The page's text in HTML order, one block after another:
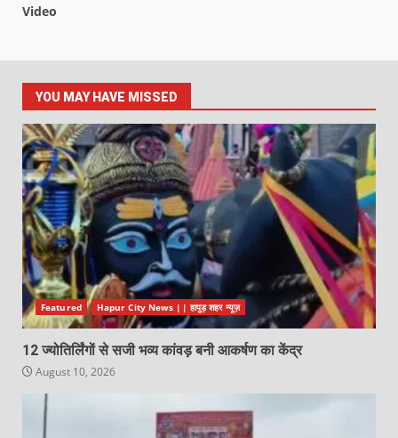
Video
YOU MAY HAVE MISSED
Featured Hapur City News || हापुड़ शहर न्यूज़
12 ज्योतिर्लिंगों से सजी भव्य कांवड़ बनी आकर्षण का केंद्र
August 10, 2026